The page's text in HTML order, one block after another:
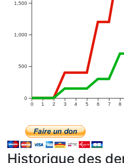
0 1 2 3 4 5 6 7 8
0
500
1,000
1,500
Historique des